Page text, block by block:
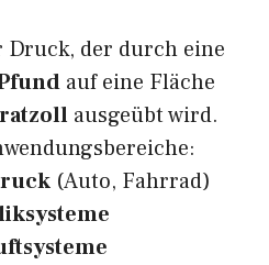
Druck, der durch eine
auf eine Fläche
ausgeübt wird.
(Auto, Fahrrad)